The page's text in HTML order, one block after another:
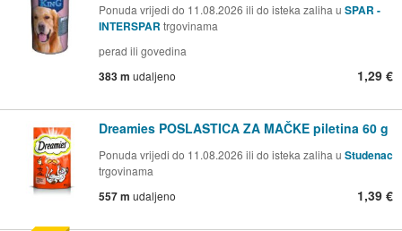
Ponuda vrijedi do 11.08.2026 ili do isteka zaliha u SPAR -
INTERSPAR trgovinama
perad ili govedina
383 m udaljeno 1,29 €
Dreamies POSLASTICA ZA MAČKE piletina 60 g
Ponuda vrijedi do 11.08.2026 ili do isteka zaliha u Studenac
trgovinama
557 m udaljeno 1,39 €